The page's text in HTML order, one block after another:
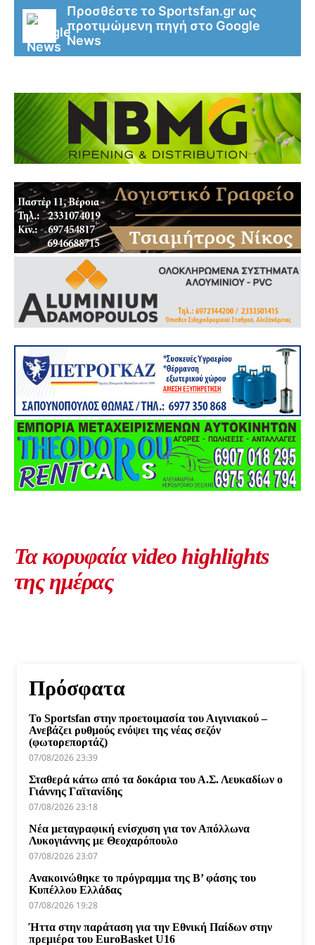
Προσθέστε το Sportsfan.gr ως
προτιμώμενη πηγή στο Google
News
Τα κορυφαία video highlights
της ημέρας
Πρόσφατα
Το Sportsfan στην προετοιμασία του Αιγινιακού –
Ανεβάζει ρυθμούς ενόψει της νέας σεζόν
(φωτορεπορτάζ)
07/08/2026 23:39
Σταθερά κάτω από τα δοκάρια του Α.Σ. Λευκαδίων ο
Γιάννης Γαϊτανίδης
07/08/2026 23:18
Νέα μεταγραφική ενίσχυση για τον Απόλλωνα
Λυκογιάννης με Θεοχαρόπουλο
07/08/2026 23:07
Ανακοινώθηκε το πρόγραμμα της Β’ φάσης του
Κυπέλλου Ελλάδας
07/08/2026 19:28
Ήττα στην παράταση για την Εθνική Παίδων στην
πρεμιέρα του EuroBasket U16